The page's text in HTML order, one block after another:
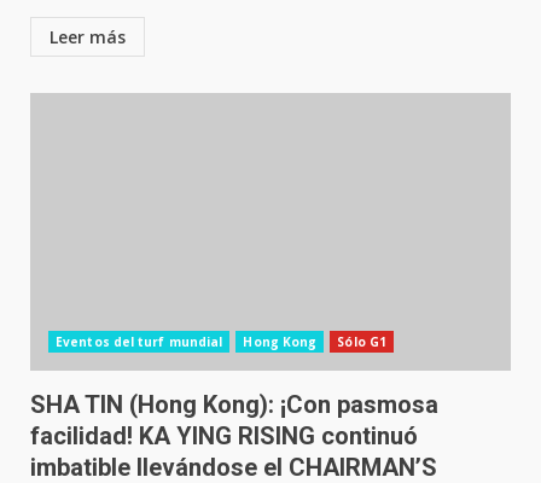
Leer más
Eventos del turf mundial Hong Kong Sólo G1
SHA TIN (Hong Kong): ¡Con pasmosa
facilidad! KA YING RISING continuó
imbatible llevándose el CHAIRMAN’S